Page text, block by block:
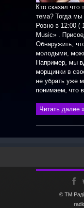
Кто сказал что
тема? Тогда мы
Ровно в 12:00
Music» .
Обнаружить,
молодыми,
Например, мы
морщинки в
не убрать уже
понимаем, что
Читать далее
© ТМ